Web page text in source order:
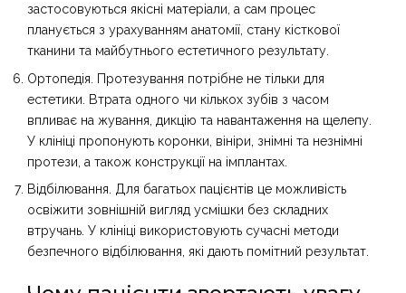
застосовуються якісні матеріали, а сам процес
планується з урахуванням анатомії, стану кісткової
тканини та майбутнього естетичного результату.
Ортопедія. Протезування потрібне не тільки для
естетики. Втрата одного чи кількох зубів з часом
впливає на жування, дикцію та навантаження на щелепу.
У клініці пропонують коронки, вініри, знімні та незнімні
протези, а також конструкції на імплантах.
Відбілювання. Для багатьох пацієнтів це можливість
освіжити зовнішній вигляд усмішки без складних
втручань. У клініці використовують сучасні методи
безпечного відбілювання, які дають помітний результат.